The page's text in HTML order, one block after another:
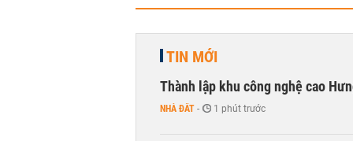
TIN MỚI
Thành lập khu công nghệ cao
NHÀ ĐẤT - 1 phút trước